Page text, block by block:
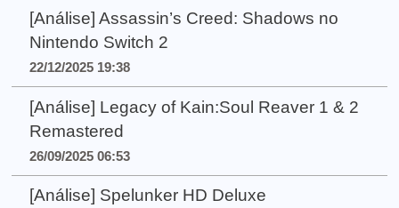
[Análise] Assassin’s Creed: Shadows no
Nintendo Switch 2
22/12/2025 19:38
[Análise] Legacy of Kain:Soul Reaver 1 & 2
Remastered
26/09/2025 06:53
[Análise] Spelunker HD Deluxe